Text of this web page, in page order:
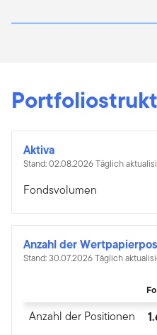
Aktiva
Stand: 02.08.2026 Täglich
Fondsvolumen
Anzahl der
Stand: 30.07.2026 Täglich
Anzahl der Positionen